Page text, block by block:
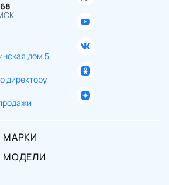
дом 5
директору
МАРКИ
МОДЕЛИ